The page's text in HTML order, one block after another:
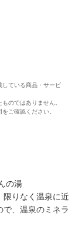
している商品・サービ
のではありません。
ご確認ください。
の湯
限りなく温泉に近
、温泉のミネラ
なれますよ。